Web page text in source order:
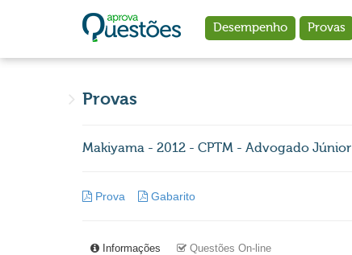
Desempenho Provas
Provas
Makiyama - 2012 - CPTM - Advogado Júnior
Prova Gabarito
Informações Questões On-line